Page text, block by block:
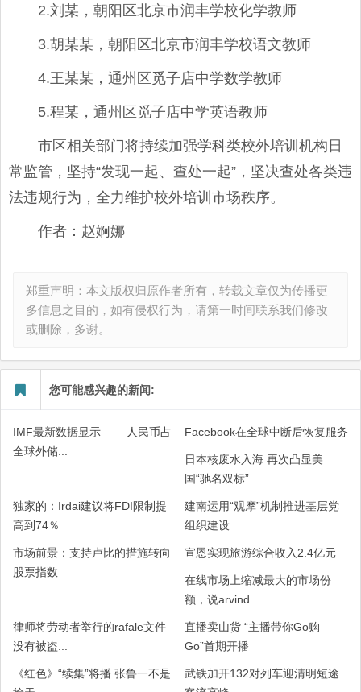
2.刘某，朝阳区北京市润丰学校化学教师
3.胡某某，朝阳区北京市润丰学校语文教师
4.王某某，通州区觅子店中学数学教师
5.程某，通州区觅子店中学英语教师
市区相关部门将持续加强学科类校外培训机构日
常监管，坚持“发现一起、查处一起”，坚决查处各类违
法违规行为，全力维护校外培训市场秩序。
作者：赵婀娜
郑重声明：本文版权归原作者所有，转载文章仅为传播更
多信息之目的，如有侵权行为，请第一时间联系我们修改
或删除，多谢。
您可能感兴趣的新闻:
IMF最新数据显示—— 人民币占
全球外储...
Facebook在全球中断后恢复服务
日本核废水入海 再次凸显美
国“驰名双标”
独家的：Irdai建议将FDI限制提
高到74％
建南运用“观摩”机制推进基层党
组织建设
市场前景：支持卢比的措施转向
股票指数
宣恩实现旅游综合收入2.4亿元
在线市场上缩减最大的市场份
额，说arvind
律师将劳动者举行的rafale文件
没有被盗...
直播卖山货 “主播带你Go购
Go”首期开播
《红色》“续集”将播 张鲁一不是
武铁加开132对列车迎清明短途